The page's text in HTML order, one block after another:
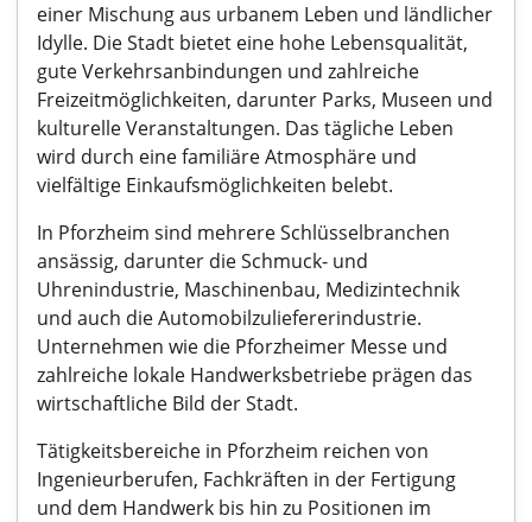
einer Mischung aus urbanem Leben und ländlicher
Idylle. Die Stadt bietet eine hohe Lebensqualität,
gute Verkehrsanbindungen und zahlreiche
Freizeitmöglichkeiten, darunter Parks, Museen und
kulturelle Veranstaltungen. Das tägliche Leben
wird durch eine familiäre Atmosphäre und
vielfältige Einkaufsmöglichkeiten belebt.
In Pforzheim sind mehrere Schlüsselbranchen
ansässig, darunter die Schmuck- und
Uhrenindustrie, Maschinenbau, Medizintechnik
und auch die Automobilzuliefererindustrie.
Unternehmen wie die Pforzheimer Messe und
zahlreiche lokale Handwerksbetriebe prägen das
wirtschaftliche Bild der Stadt.
Tätigkeitsbereiche in Pforzheim reichen von
Ingenieurberufen, Fachkräften in der Fertigung
und dem Handwerk bis hin zu Positionen im